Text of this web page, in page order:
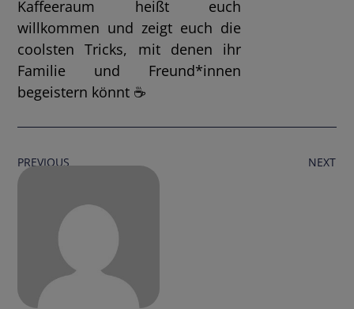
Kaffeeraum heißt euch
willkommen und zeigt euch die
coolsten Tricks, mit denen ihr
Familie und Freund*innen
begeistern könnt ☕
PREVIOUS NEXT